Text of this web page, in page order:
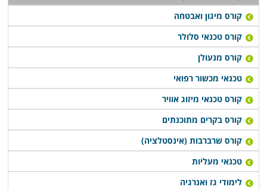
קורס מיגון ואבטחה
קורס טכנאי סלולר
קורס מנעולן
טכנאי מכשור רפואי
קורס טכנאי מיזוג אוויר
קורס בקרים מתוכנתים
קורס שרברבות (אינסטלציה)
טכנאי מעליות
לימודי גז ואנרגיה